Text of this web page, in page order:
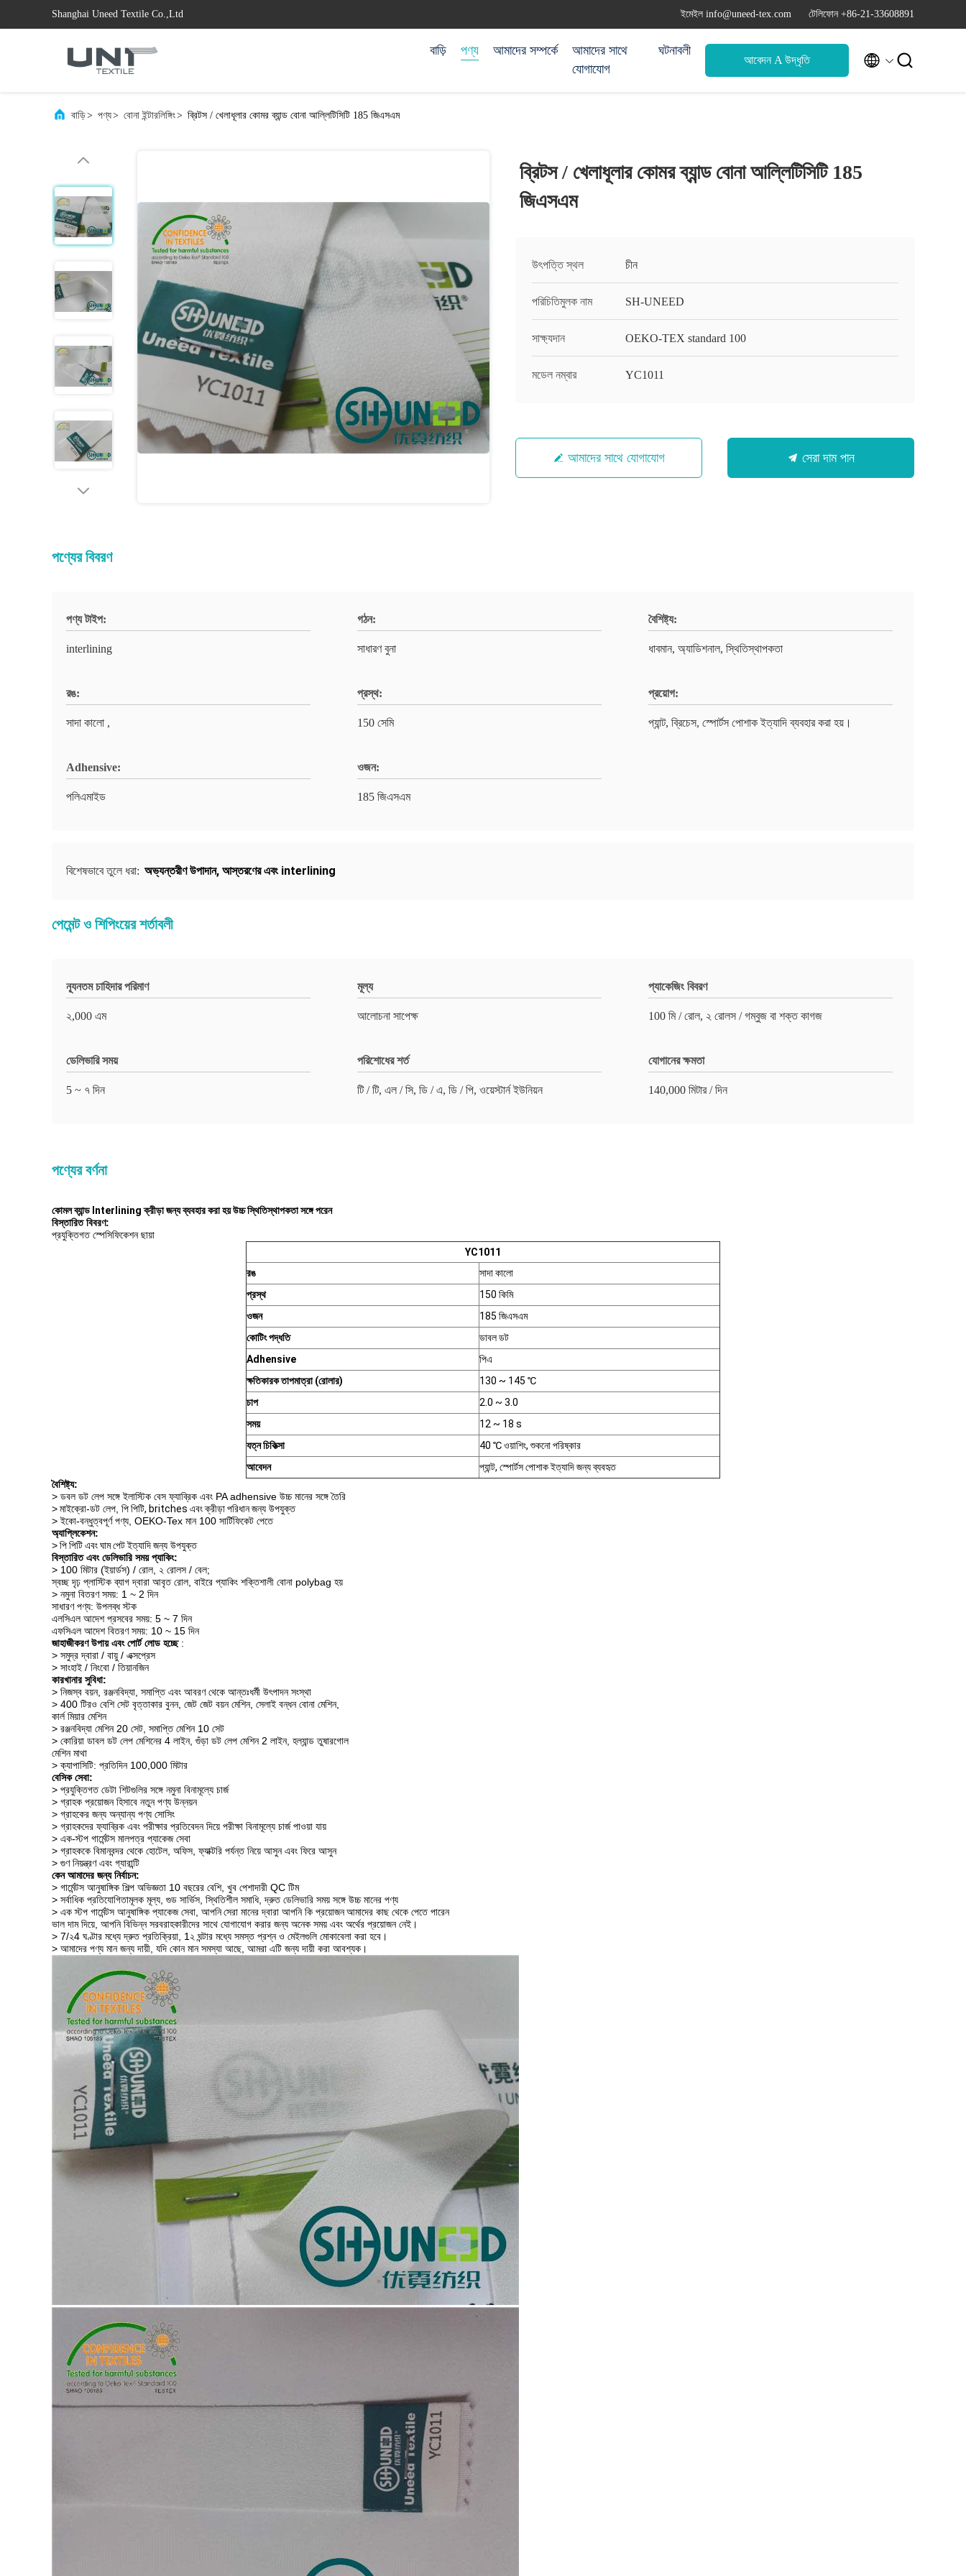
Shanghai Uneed Textile Co.,Ltd ইমেইল info@uneed-tex.com টেলিফোন +86-21-33608891
বাড়ি পণ্য আমাদের সম্পর্কে
আমাদের সাথে
যোগাযোগ
ঘটনাবলী
আবেদন A উদ্ধৃতি  
বাড়ি> পণ্য> বোনা ইন্টারলিঙ্গিং> ব্রিটস / খেলাধূলার কোমর ব্যান্ড বোনা আল্লিটিসিটি 185 জিএসএম
ব্রিটস / খেলাধূলার কোমর ব্যান্ড বোনা আল্লিটিসিটি 185
জিএসএম
উৎপত্তি স্থল চীন
পরিচিতিমুলক নাম SH-UNEED
সাক্ষ্যদান OEKO-TEX standard 100
মডেল নম্বার YC1011
আমাদের সাথে যোগাযোগ সেরা দাম পান
পণ্যের বিবরণ
পণ্য টাইপ:
interlining
গঠন:
সাধারণ বুনা
বৈশিষ্ট্য:
ধাবমান, অ্যাডিশনাল, স্থিতিস্থাপকতা
রঙ:
সাদা কালো ,
প্রস্থ:
150 সেমি
প্রয়োগ:
প্যান্ট, ব্রিচেস, স্পোর্টস পোশাক ইত্যাদি ব্যবহার করা হয়।
Adhensive:
পলিএমাইড
ওজন:
185 জিএসএম
বিশেষভাবে তুলে ধরা: অভ্যন্তরীণ উপাদান, আস্তরণের এবং interlining
পেমেন্ট ও শিপিংয়ের শর্তাবলী
ন্যূনতম চাহিদার পরিমাণ
২,000 এম
মূল্য
আলোচনা সাপেক্ষ
প্যাকেজিং বিবরণ
100 মি / রোল, ২ রোলস / গম্বুজ বা শক্ত কাগজ
ডেলিভারি সময়
5 ~ ৭ দিন
পরিশোধের শর্ত
টি / টি, এল / সি, ডি / এ, ডি / পি, ওয়েস্টার্ন ইউনিয়ন
যোগানের ক্ষমতা
140,000 মিটার / দিন
পণ্যের বর্ণনা
কোমল ব্যান্ড Interlining ক্রীড়া জন্য ব্যবহার করা হয় উচ্চ স্থিতিস্থাপকতা সঙ্গে পরেন
বিস্তারিত বিবরণ:
প্রযুক্তিগত স্পেসিফিকেশন ছায়া
YC1011
রঙ
সাদা কালো
প্রস্থ
150 কিমি
ওজন
185 জিএসএম
কোটিং পদ্ধতি
ডাবল ডট
Adhensive
পিএ
ক্ষতিকারক তাপমাত্রা (রোলার)
130 ~ 145 ℃
চাপ
2.0 ~ 3.0
সময়
12 ~ 18 s
যত্ন চিকিত্সা
40 ℃ ওয়াশিং, শুকনো পরিষ্কার
আবেদন
প্যান্ট, স্পোর্টস পোশাক ইত্যাদি জন্য ব্যবহৃত
বৈশিষ্ট্য:
> ডবল ডট লেপ সঙ্গে ইলাস্টিক বেস ফ্যাব্রিক এবং PA adhensive উচ্চ মানের সঙ্গে তৈরি
>মাইক্রো-ডট লেপ, পিপিটি, britches এবং ক্রীড়া পরিধানজন্য উপযুক্ত
> ইকো-বন্ধুত্বপূর্ণ পণ্য, OEKO-Tex মান 100 সার্টিফিকেট পেতে
অ্যাপ্লিকেশন:
>পিপিটি এবং ঘাম পেট ইত্যাদিজন্য উপযুক্ত
বিস্তারিত এবং ডেলিভারি সময় প্যাকিং:
> 100 মিটার (ইয়ার্ডস) / রোল, ২ রোলস / বেল;
স্বচ্ছ দৃঢ় প্লাস্টিক ব্যাগ দ্বারা আবৃত রোল, বাইরে প্যাকিং শক্তিশালী বোনা polybag হয়
> নমুনা বিতরণ সময়: 1 ~ 2 দিন
সাধারণ পণ্য: উপলব্ধ স্টক
এলসিএল আদেশ প্রসবের সময়: 5 ~ 7 দিন
এফসিএল আদেশ বিতরণ সময়: 10 ~ 15 দিন
জাহাজীকরণ উপায় এবং পোর্ট লোড হচ্ছে:
> সমুদ্র দ্বারা / বায়ু / এক্সপ্রেস
> সাংহাই / নিংবো / তিয়ানজিন
কারখানার সুবিধা:
> নিজস্ব বয়ন, রঞ্জনবিদ্যা, সমাপ্তি এবং আবরণ থেকে আন্তঃধর্মী উৎপাদন সংস্থা
> 400 টিরও বেশি সেট বৃত্তাকার বুনন, জেট জেট বয়ন মেশিন, সেলাই বন্ধন বোনা মেশিন,
কার্ল মিয়ার মেশিন
> রঞ্জনবিদ্যা মেশিন 20 সেট, সমাপ্তি মেশিন 10 সেট
> কোরিয়া ডাবল ডট লেপ মেশিনের 4 লাইন, গুঁড়া ডট লেপ মেশিন 2 লাইন, হল্যান্ড তুষারগোল
মেশিন মাথা
> ক্যাপাসিটি: প্রতিদিন 100,000 মিটার
বেসিক সেবা:
> প্রযুক্তিগত ডেটা শিটগুলির সঙ্গে নমুনা বিনামূল্যে চার্জ
> গ্রাহক প্রয়োজন হিসাবে নতুন পণ্য উন্নয়ন
> গ্রাহকের জন্য অন্যান্য পণ্য সোসিং
> গ্রাহকদের ফ্যাব্রিক এবং পরীক্ষার প্রতিবেদন দিয়ে পরীক্ষা বিনামূল্যে চার্জ পাওয়া যায়
> এক-স্টপ গার্মেন্টস মালপত্র প্যাকেজ সেবা
> গ্রাহককে বিমানবন্দর থেকে হোটেল, অফিস, ফ্যাক্টরি পর্যন্ত নিয়ে আসুন এবং ফিরে আসুন
> গুণ নিয়ন্ত্রণ এবং গ্যারান্টি
কেন আমাদের জন্য নির্বাচন:
> গার্মেন্টস আনুষাঙ্গিক শিল্প অভিজ্ঞতা 10 বছরের বেশি, খুব পেশাদারী QC টিম
> সর্বাধিক প্রতিযোগিতামূলক মূল্য, গুড সার্ভিস, স্থিতিশীল সমাধি, দ্রুত ডেলিভারি সময় সঙ্গে উচ্চ মানের পণ্য
> এক স্টপ গার্মেন্টস আনুষাঙ্গিক প্যাকেজ সেবা, আপনিসেরা মানের দ্বারা আপনি কি প্রয়োজনআমাদের কাছ থেকে পেতে পারেন
ভাল দাম দিয়ে, আপনি বিভিন্ন সরবরাহকারীদের সাথে যোগাযোগ করার জন্য অনেক সময় এবং অর্থের প্রয়োজন নেই।
> 7/২4 ঘণ্টার মধ্যে দ্রুত প্রতিক্রিয়া, 1২ ঘন্টার মধ্যে সমস্ত প্রশ্ন ও মেইলগুলি মোকাবেলা করা হবে।
> আমাদের পণ্য মান জন্য দায়ী, যদি কোন মান সমস্যা আছে, আমরা এটি জন্য দায়ী করা আবশ্যক।